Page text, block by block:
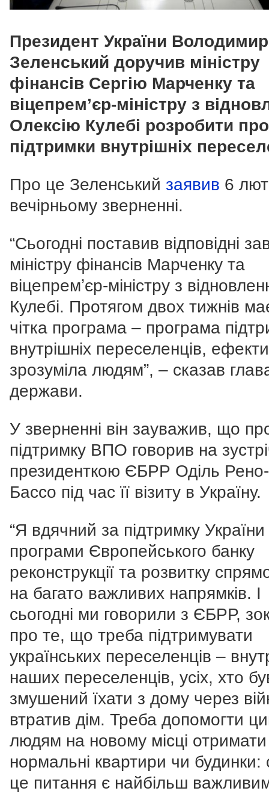
Президент України Володимир
Зеленський доручив міністру
фінансів Сергію Марченку та
віцепремʼєр-міністру з
Олексію Кулебі розробити
підтримки внутрішніх
Про це Зеленський заявив 6
вечірньому зверненні.
“Сьогодні поставив відповідні
міністру фінансів Марченку та
віцепремʼєр-міністру з
Кулебі. Протягом двох тижнів
чітка програма – програма
внутрішніх переселенців,
зрозуміла людям”, – сказав
держави.
У зверненні він зауважив, що
підтримку ВПО говорив на
президенткою ЄБРР Оділь Рено-
Бассо під час її візиту в Україну.
“Я вдячний за підтримку
програми Європейського банку
реконструкції та розвитку
на багато важливих напрямків. І
сьогодні ми говорили з ЄБРР,
про те, що треба підтримувати
українських переселенців –
наших переселенців, усіх, хто
змушений їхати з дому через
втратив дім. Треба допомогти
людям на новому місці отримати
нормальні квартири чи будинки:
це питання є найбільш